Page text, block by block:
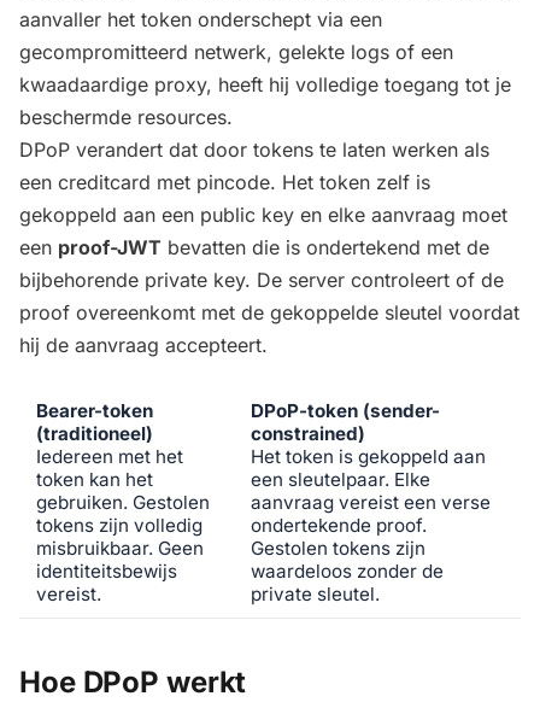
aanvaller het token onderschept via een
gecompromitteerd netwerk, gelekte logs of een
kwaadaardige proxy, heeft hij volledige toegang tot je
beschermde resources.
DPoP verandert dat door tokens te laten werken als
een creditcard met pincode. Het token zelf is
gekoppeld aan een public key en elke aanvraag moet
een proof-JWT bevatten die is ondertekend met de
bijbehorende private key. De server controleert of de
proof overeenkomt met de gekoppelde sleutel voordat
hij de aanvraag accepteert.
Bearer-token
(traditioneel)
Iedereen met het
token kan het
gebruiken. Gestolen
tokens zijn volledig
misbruikbaar. Geen
identiteitsbewijs
vereist.
DPoP-token (sender-
constrained)
Het token is gekoppeld aan
een sleutelpaar. Elke
aanvraag vereist een verse
ondertekende proof.
Gestolen tokens zijn
waardeloos zonder de
private sleutel.
Hoe DPoP werkt